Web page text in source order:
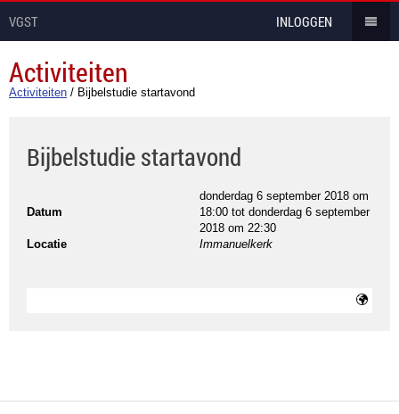
VGST INLOGGEN
Activiteiten
Activiteiten / Bijbelstudie startavond
Bijbelstudie startavond
Datum
donderdag 6 september 2018 om
18:00 tot donderdag 6 september
2018 om 22:30
Locatie
Immanuelkerk